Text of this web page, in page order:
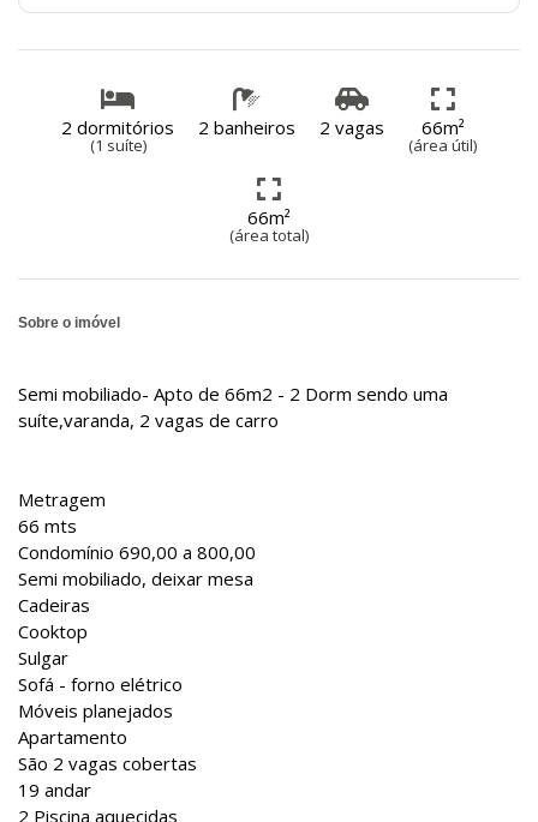
2 dormitórios
(1 suíte)
2 banheiros 2 vagas 66m²
(área útil)
66m²
(área total)
Sobre o imóvel
Semi mobiliado- Apto de 66m2 - 2 Dorm sendo uma
suíte,varanda, 2 vagas de carro
Metragem
66 mts
Condomínio 690,00 a 800,00
Semi mobiliado, deixar mesa
Cadeiras
Cooktop
Sulgar
Sofá - forno elétrico
Móveis planejados
Apartamento
São 2 vagas cobertas
19 andar
2 Piscina aquecidas